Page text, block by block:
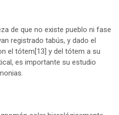
de que no existe pueblo ni fase
registrado tabús, y dado el
el tótem[13] y del tótem a su
es importante su estudio